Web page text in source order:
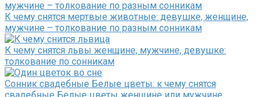
К чему снятся мертвые животные: девушке, женщине,
мужчине – толкование по разным сонникам
К чему снятся львы женщине, мужчине, девушке:
толкование по сонникам
Сонник свадебные Белые цветы: к чему снятся